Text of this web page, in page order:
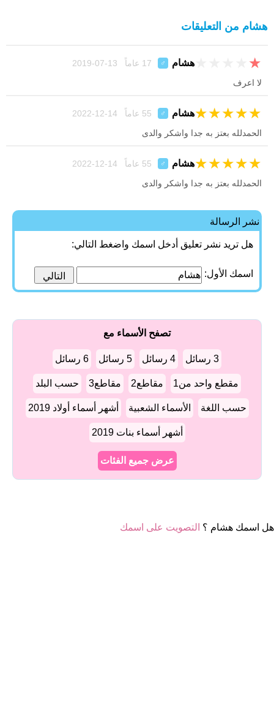
هشام من التعليقات
هشام ♂ ★
لا اعرف
هشام ♂ ★
★
★
★
★
الحمدلله بعتز به جدا واشكر والدى
هشام ♂ ★
★
★
★
★
الحمدلله بعتز به جدا واشكر والدى
نشر الرسالة
هل تريد نشر تعليق أدخل اسمك واضغط التالي:
اسمك الأول:
تصفح الأسماء مع
3 رسائل 4 رسائل 5 رسائل 6 رسائل
مقطع واحد من1 مقاطع2 مقاطع3 حسب البلد
حسب اللغة الأسماء الشعبية أشهر أسماء أولاد 2019
أشهر أسماء بنات 2019
عرض جميع الفئات
هل اسمك هشام ؟ التصويت على اسمك